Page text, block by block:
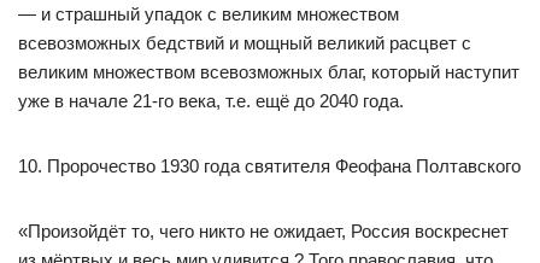
— и страшный упадок с великим множеством
всевозможных бедствий и мощный великий расцвет с
великим множеством всевозможных благ, который наступит
уже в начале 21-го века, т.е. ещё до 2040 года.
10. Пророчество 1930 года святителя Феофана Полтавского
«Произойдёт то, чего никто не ожидает, Россия воскреснет